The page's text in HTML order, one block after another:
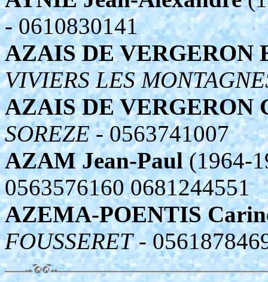
- 0610830141
AZAIS DE VERGERON
VIVIERS LES
AZAIS DE VERGERON
SOREZE- 0563741007
AZAM Jean-Paul(1964-
0563576160 0681244551
AZEMA-POENTIS
FOUSSERET-